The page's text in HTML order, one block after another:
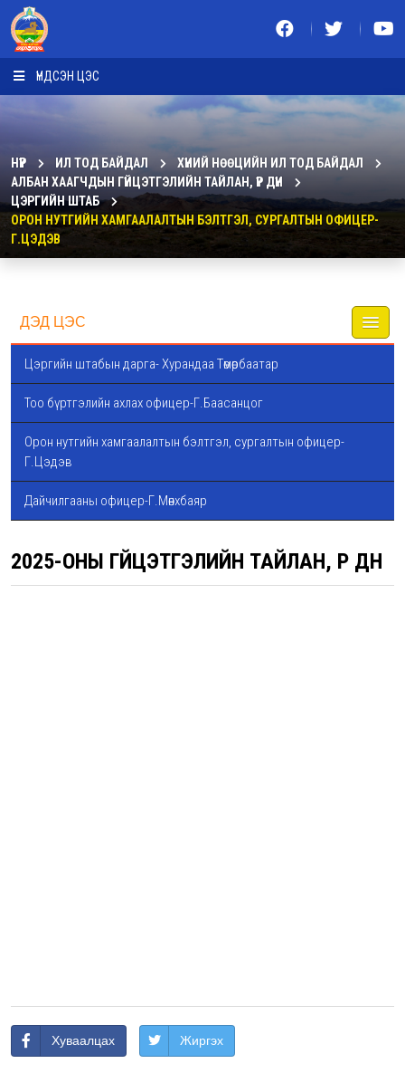
ҮНДСЭН ЦЭС
НҮҮР ИЛ ТОД БАЙДАЛ
ХҮНИЙ НӨӨЦИЙН ИЛ ТОД БАЙДАЛ
АЛБАН ХААГЧДЫН ГҮЙЦЭТГЭЛИЙН ТАЙЛАН, ҮР ДҮН
ЦЭРГИЙН ШТАБ
ОРОН НУТГИЙН ХАМГААЛАЛТЫН БЭЛТГЭЛ, СУРГАЛТЫН ОФИЦЕР-
Г.ЦЭДЭВ
ДЭД ЦЭС
Цэргийн штабын дарга- Хурандаа Төмөрбаатар
Тоо бүртгэлийн ахлах офицер-Г.Баасанцог
Орон нутгийн хамгаалалтын бэлтгэл, сургалтын офицер-
Г.Цэдэв
Дайчилгааны офицер-Г.Мөнхбаяр
2025-ОНЫ ГҮЙЦЭТГЭЛИЙН ТАЙЛАН, ҮР ДҮН
Хуваалцах Жиргэх